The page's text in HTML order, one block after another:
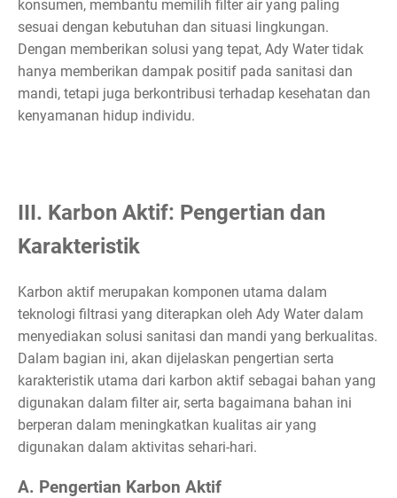
konsumen, membantu memilih filter air yang paling
sesuai dengan kebutuhan dan situasi lingkungan.
Dengan memberikan solusi yang tepat, Ady Water tidak
hanya memberikan dampak positif pada sanitasi dan
mandi, tetapi juga berkontribusi terhadap kesehatan dan
kenyamanan hidup individu.
III. Karbon Aktif: Pengertian dan
Karakteristik
Karbon aktif merupakan komponen utama dalam
teknologi filtrasi yang diterapkan oleh Ady Water dalam
menyediakan solusi sanitasi dan mandi yang berkualitas.
Dalam bagian ini, akan dijelaskan pengertian serta
karakteristik utama dari karbon aktif sebagai bahan yang
digunakan dalam filter air, serta bagaimana bahan ini
berperan dalam meningkatkan kualitas air yang
digunakan dalam aktivitas sehari-hari.
A. Pengertian Karbon Aktif